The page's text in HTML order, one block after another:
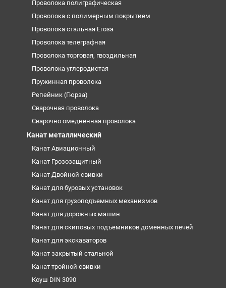
Проволока полиграфическая
Проволока с полимерным покрытием
Проволока стальная Егоза
Проволока телеграфная
Проволока торговая, гвоздильная
Проволока углеродистая
Пружинная проволока
Репейник (Гюрза)
Сварочная проволока
Сварочно омедненная проволока
Канат металлический
Канат Авиационный
Канат Грозозащитный
Канат Двойной свивки
Канат для буровых установок
Канат для грузоподъемных механизмов
Канат для дорожных машин
Канат для скиповых подъемников доменных печей
Канат для экскаваторов
Канат закрытый стальной
Канат тройной свивки
Коуш DIN 3090